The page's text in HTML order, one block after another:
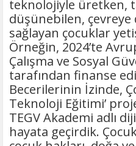
teknolojiyle üretken,
düşünebilen, çevreye
sağlayan çocuklar
Örneğin, 2024’te
Çalışma ve Sosyal
tarafından finanse
Becerilerinin İzinde,
Teknoloji Eğitimi’
TEGV Akademi adlı
hayata geçirdik.